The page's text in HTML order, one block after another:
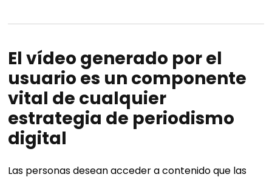
El vídeo generado por el
usuario es un componente
vital de cualquier
estrategia de periodismo
digital
Las personas desean acceder a contenido que las